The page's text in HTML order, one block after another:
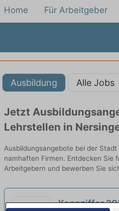
Home Für Arbeitgeber
Ausbildung Alle Jobs
Jetzt
Lehrstellen in
Ausbildungsangebote bei der
namhaften Firmen. Entdecken Sie
Arbeitgebern und bewerben Sie
Kennziffer